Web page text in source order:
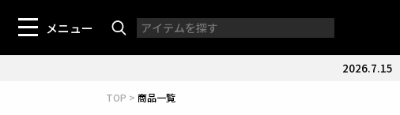
メニュー
2026.7.15
TOP 商品一覧